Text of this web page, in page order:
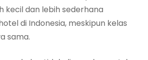
kecil dan lebih sederhana
di Indonesia, meskipun kelas
sama.